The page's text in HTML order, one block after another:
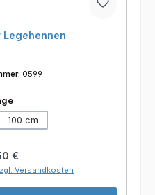
0599
auswählen
100 cm
Preis:
€
Versandkosten